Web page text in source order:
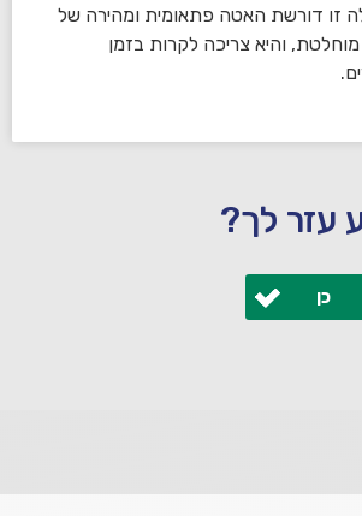
זו דורשת האטה פתאומית ומהירה של
והיא צריכה לקרות בזמן
עזר לך?
כן